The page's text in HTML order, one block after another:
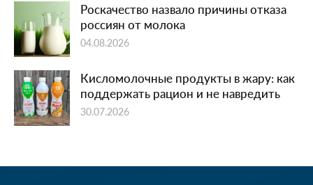
Роскачество назвало причины отказа
россиян от молока
04.08.2026
Кисломолочные продукты в жару: как
поддержать рацион и не навредить
30.07.2026